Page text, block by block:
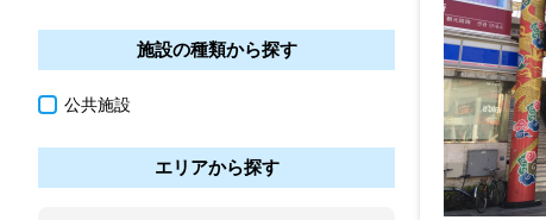
施設の種類から探す
公共施設
エリアから探す